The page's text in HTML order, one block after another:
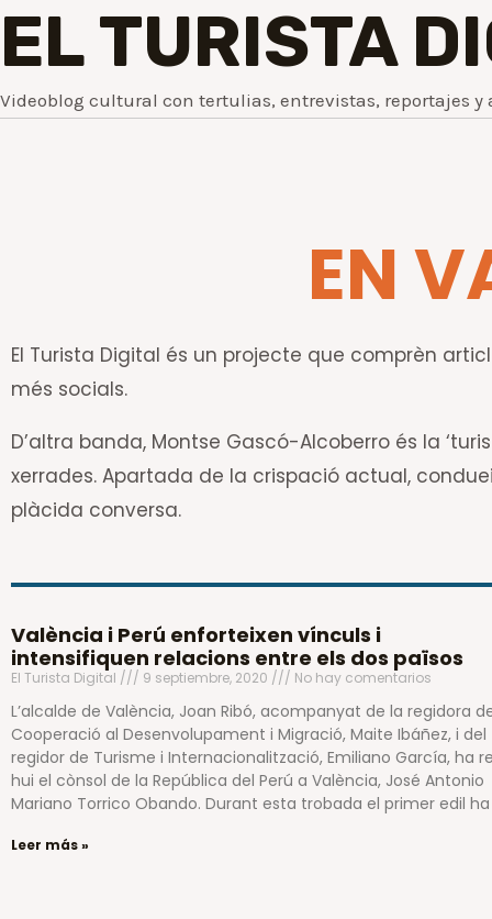
EL TURISTA
Videoblog cultural con tertulias, entrevistas, reportajes y
EN
El Turista Digital és un projecte que comprèn
més socials.
D’altra banda, Montse Gascó-Alcoberro és la
xerrades. Apartada de la crispació actual,
plàcida conversa.
València i Perú enforteixen vínculs i
intensifiquen relacions entre els dos països
El Turista Digital 9 septiembre, 2020 No hay comentarios
L’alcalde de València, Joan Ribó, acompanyat de la regidora
Cooperació al Desenvolupament i Migració, Maite Ibáñez, i del
regidor de Turisme i Internacionalització, Emiliano García, ha
hui el cònsol de la República del Perú a València, José Antonio
Mariano Torrico Obando. Durant esta trobada el primer edil ha
Leer más »